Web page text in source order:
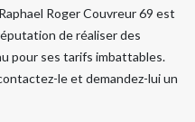
Roger Couvreur 69 est
de réaliser des
pour ses tarifs imbattables.
le et demandez-lui un